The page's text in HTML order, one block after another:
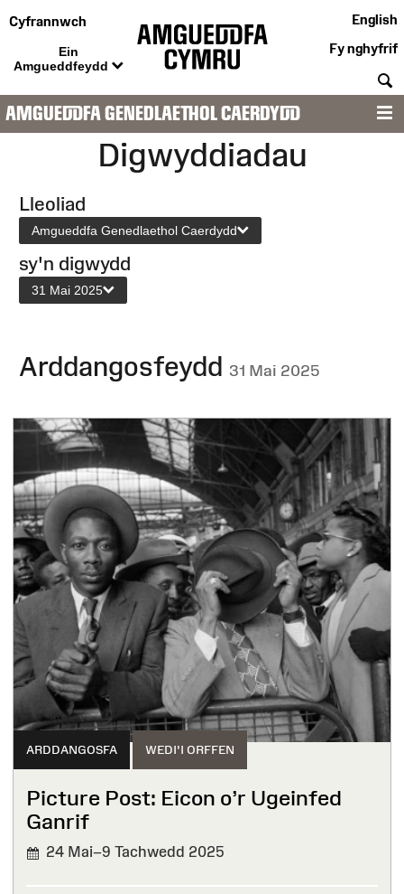
Cyfrannwch
Ein
Amgueddfeydd
English
Fy nghyfrif
AMGUEDDFA GENEDLAETHOL CAERDYDD
Digwyddiadau
Lleoliad
Amgueddfa Genedlaethol Caerdydd
sy'n digwydd
31 Mai 2025
Arddangosfeydd 31 Mai 2025
ARDDANGOSFA WEDI'I ORFFEN
Picture Post: Eicon o’r Ugeinfed
Ganrif
24 Mai–9 Tachwedd 2025
WEDI'I